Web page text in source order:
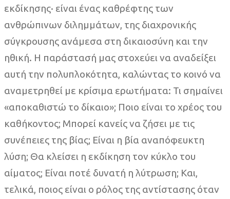
εκδίκησης· είναι ένας καθρέφτης των
ανθρώπινων διλημμάτων, της διαχρονικής
σύγκρουσης ανάμεσα στη δικαιοσύνη και την
ηθική. Η παράστασή μας στοχεύει να αναδείξει
αυτή την πολυπλοκότητα, καλώντας το κοινό να
αναμετρηθεί με κρίσιμα ερωτήματα: Τι σημαίνει
«αποκαθιστώ το δίκαιο»; Ποιο είναι το χρέος του
καθήκοντος; Μπορεί κανείς να ζήσει με τις
συνέπειες της βίας; Είναι η βία αναπόφευκτη
λύση; Θα κλείσει η εκδίκηση τον κύκλο του
αίματος; Είναι ποτέ δυνατή η λύτρωση; Και,
τελικά, ποιος είναι ο ρόλος της αντίστασης όταν